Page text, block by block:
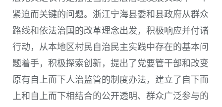
紧迫而关键的问题。浙江宁海县委和县政府从群众
路线和依法治国的改革理念出发，积极响应并付诸
行动，从本地区村民自治民主实践中存在的基本问
题着手，积极探索创新，提出了党要管干部和改变
原有自上而下人治监管的制度办法，建立了自下而
上和自上而下相结合的公开透明、群众广泛参与的